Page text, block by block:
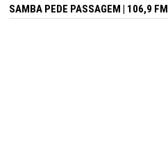
SAMBA PEDE PASSAGEM | 106,9 FM